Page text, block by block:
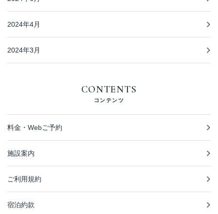
2024年4月
2024年3月
CONTENTS
コンテンツ
料金・Webご予約
施設案内
ご利用規約
宿泊約款